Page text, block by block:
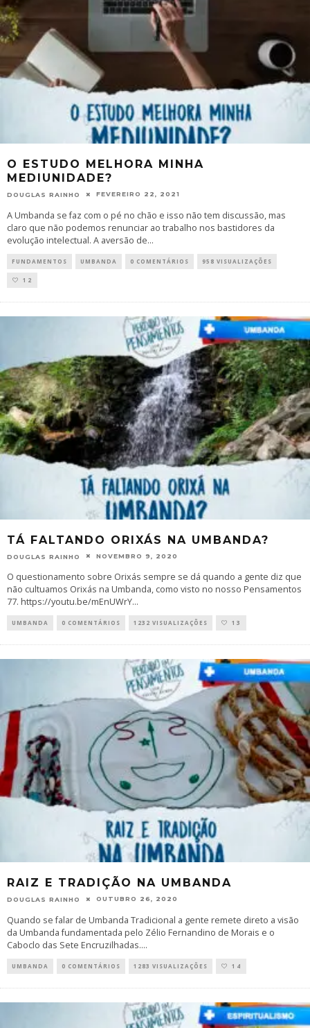
O ESTUDO MELHORA MINHA
MEDIUNIDADE?
DOUGLAS RAINHO FEVEREIRO 22, 2021
A Umbanda se faz com o pé no chão e isso não tem discussão, mas
claro que não podemos renunciar ao trabalho nos bastidores da
evolução intelectual. A aversão de...
FUNDAMENTOS UMBANDA 0 COMENTÁRIOS 958 VISUALIZAÇÕES
12
TÁ FALTANDO ORIXÁS NA UMBANDA?
DOUGLAS RAINHO NOVEMBRO 9, 2020
O questionamento sobre Orixás sempre se dá quando a gente diz que
não cultuamos Orixás na Umbanda, como visto no nosso Pensamentos
77. https://youtu.be/mEnUWrY...
UMBANDA 0 COMENTÁRIOS 1232 VISUALIZAÇÕES 13
RAIZ E TRADIÇÃO NA UMBANDA
DOUGLAS RAINHO OUTUBRO 26, 2020
Quando se falar de Umbanda Tradicional a gente remete direto a visão
da Umbanda fundamentada pelo Zélio Fernandino de Morais e o
Caboclo das Sete Encruzilhadas....
UMBANDA 0 COMENTÁRIOS 1283 VISUALIZAÇÕES 14